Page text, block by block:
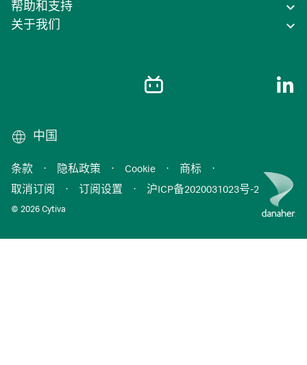
帮助和支持
关于我们
中国
© 2026 Cytiva
条款 · 隐私政策 · Cookie · 商标
·
取消订阅
· 订阅设置 · 沪ICP备2020031023号-2